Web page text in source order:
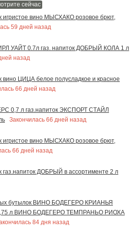
сейчас
игристое вино МЫСХАКО розовое брют,
59 дней назад
УАЙТ 0.7л газ. напиток ДОБРЫЙ КОЛА 1 л
назад
вино ЦИЦА белое полусладкое и красное
66 дней назад
0,7 л газ.напиток ЭКСПОРТ СТАЙЛ
Закончилась 66 дней назад
игристое вино МЫСХАКО розовое брют,
66 дней назад
газ.напиток ДОБРЫЙ в ассортименте 2 л
бутылок ВИНО БОДЕГЕРО КРИАНЬЯ
л ВИНО БОДЕГЕРО ТЕМПРАНЬО РИОХА
84 дня назад